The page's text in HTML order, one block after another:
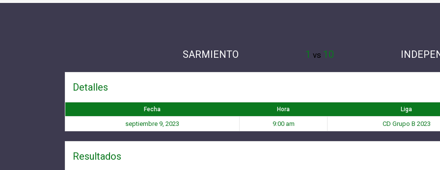
SARMIENTO 1 vs 10
Detalles
Fecha Hora Liga
septiembre 9, 2023 9:00 am CD Grupo B 2023
Resultados